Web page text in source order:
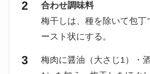
合わせ調味料
梅干しは、種を除いて包丁
ースト状にする。
梅肉に醤油（大さじ1）・